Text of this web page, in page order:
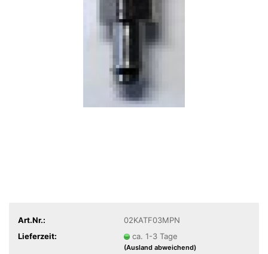
Art.Nr.:
02KATF03MPN
Lieferzeit:
ca. 1-3 Tage
(Ausland abweichend)